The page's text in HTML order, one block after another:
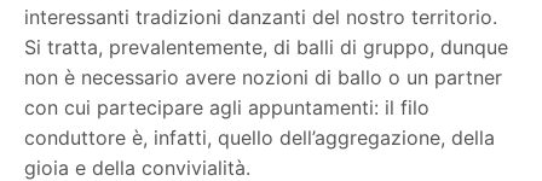
interessanti tradizioni danzanti del nostro territorio.
Si tratta, prevalentemente, di balli di gruppo, dunque
non è necessario avere nozioni di ballo o un partner
con cui partecipare agli appuntamenti: il filo
conduttore è, infatti, quello dell’aggregazione, della
gioia e della convivialità.